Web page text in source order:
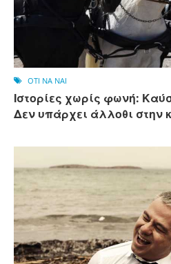
OTI NA NAI
Ιστορίες χωρίς φωνή:
Δεν υπάρχει άλλοθι στην